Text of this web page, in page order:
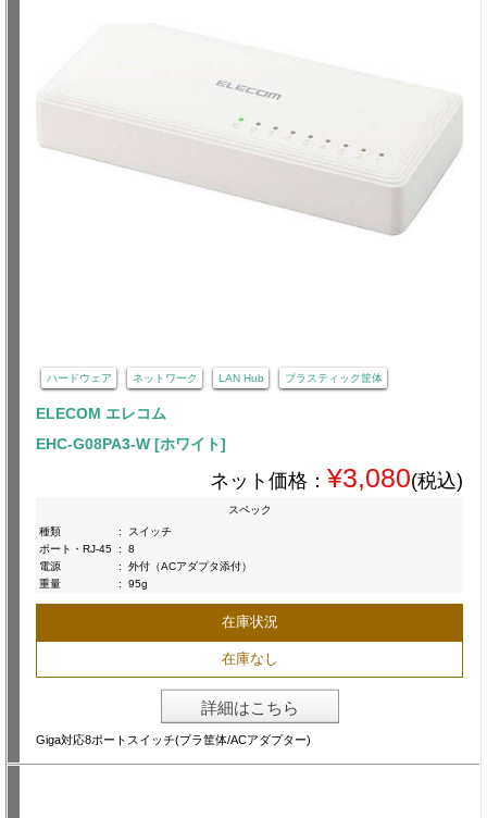
ハードウェア ネットワーク LAN Hub プラスティック筐体
ELECOM エレコム
EHC-G08PA3-W [ホワイト]
ネット価格： ¥3,080(税込)
スペック
種類
:
スイッチ
ポート・RJ-45 :
8
電源
:
外付（ACアダプタ添付）
重量
: 95g
在庫状況
在庫なし
詳細はこちら
Giga対応8ポートスイッチ(プラ筐体/ACアダプター)